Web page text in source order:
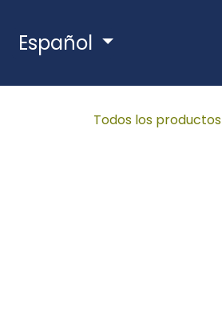
Español
Todos los productos